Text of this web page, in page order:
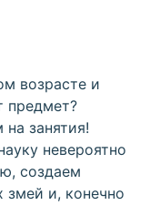
возрасте и
предмет?
занятия!
невероятно
создаем
змей и, конечно